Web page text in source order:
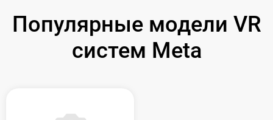
Популярные модели VR
систем Meta